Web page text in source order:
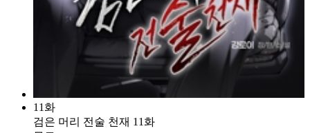
11화
검은 머리 전술 천재 11화